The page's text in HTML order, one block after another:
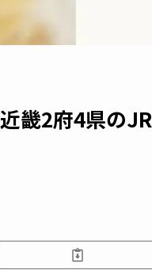
畿2府4県のJR